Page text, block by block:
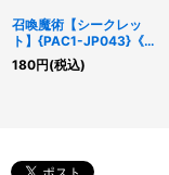
召喚魔術【シークレッ
ト】{PAC1-JP043}《魔
法》
180円(税込)